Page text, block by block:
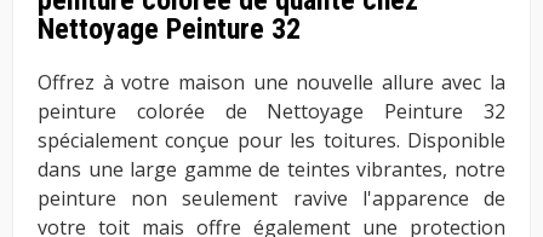
Nettoyage Peinture 32
Offrez à votre maison une nouvelle allure avec la
peinture colorée de Nettoyage Peinture 32
spécialement conçue pour les toitures. Disponible
dans une large gamme de teintes vibrantes, notre
peinture non seulement ravive l'apparence de
votre toit mais offre également une protection